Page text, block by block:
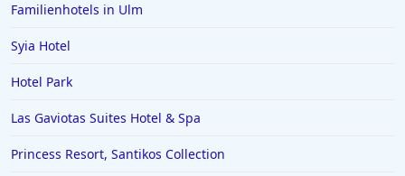
Familienhotels in Ulm
Syia Hotel
Hotel Park
Las Gaviotas Suites Hotel & Spa
Princess Resort, Santikos Collection